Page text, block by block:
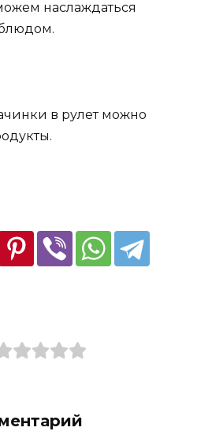
наслаждаться
в рулет можно